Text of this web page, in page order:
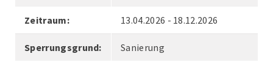
Zeitraum: 13.04.2026 - 18.12.2026
Sperrungsgrund: Sanierung